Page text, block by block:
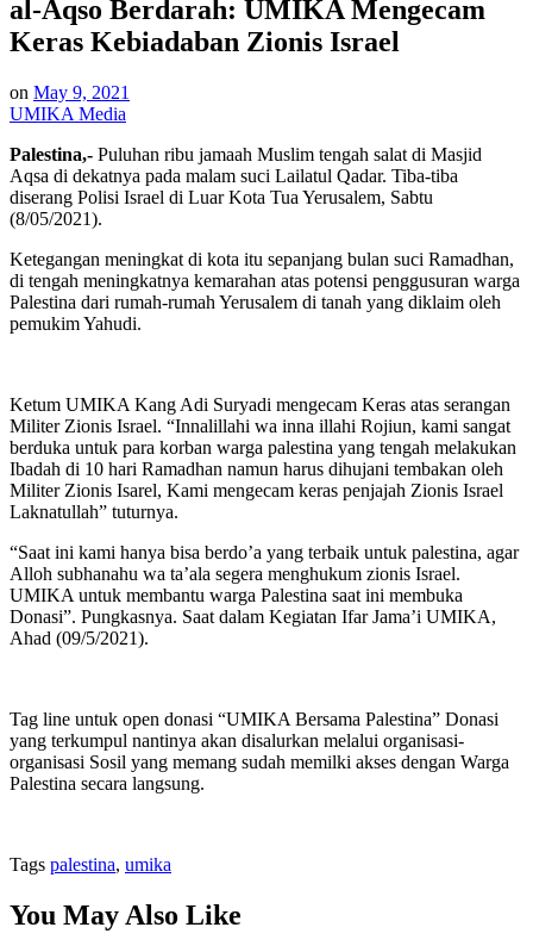
al-Aqso Berdarah: UMIKA Mengecam
Keras Kebiadaban Zionis Israel
on May 9, 2021
UMIKA Media
Palestina,- Puluhan ribu jamaah Muslim tengah salat di Masjid
Aqsa di dekatnya pada malam suci Lailatul Qadar. Tiba-tiba
diserang Polisi Israel di Luar Kota Tua Yerusalem, Sabtu
(8/05/2021).
Ketegangan meningkat di kota itu sepanjang bulan suci Ramadhan,
di tengah meningkatnya kemarahan atas potensi penggusuran warga
Palestina dari rumah-rumah Yerusalem di tanah yang diklaim oleh
pemukim Yahudi.
Ketum UMIKA Kang Adi Suryadi mengecam Keras atas serangan
Militer Zionis Israel. “Innalillahi wa inna illahi Rojiun, kami sangat
berduka untuk para korban warga palestina yang tengah melakukan
Ibadah di 10 hari Ramadhan namun harus dihujani tembakan oleh
Militer Zionis Isarel, Kami mengecam keras penjajah Zionis Israel
Laknatullah” tuturnya.
“Saat ini kami hanya bisa berdo’a yang terbaik untuk palestina, agar
Alloh subhanahu wa ta’ala segera menghukum zionis Israel.
UMIKA untuk membantu warga Palestina saat ini membuka
Donasi”. Pungkasnya. Saat dalam Kegiatan Ifar Jama’i UMIKA,
Ahad (09/5/2021).
Tag line untuk open donasi “UMIKA Bersama Palestina” Donasi
yang terkumpul nantinya akan disalurkan melalui organisasi-
organisasi Sosil yang memang sudah memilki akses dengan Warga
Palestina secara langsung.
Tags palestina, umika
You May Also Like